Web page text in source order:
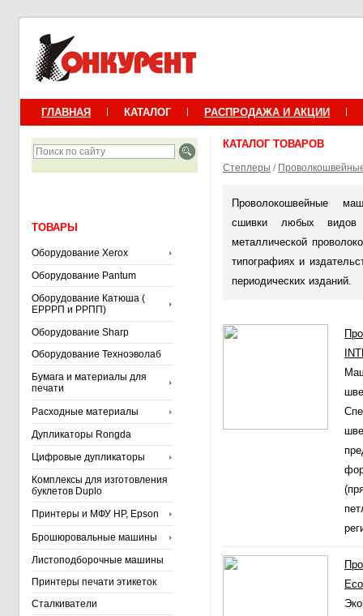
ГЛАВНАЯ КАТАЛОГ РАСПРОДАЖА И АКЦИИ
ТОВАРЫ
Оборудование Xerox
Оборудование Pantum
Оборудование Катюша (
ЕРРРП и РРПП)
Оборудование Sharp
Оборудование Техноэволаб
Бумага и материалы для
печати
Расходные материалы
Дупликаторы Rongda
Цифровые дупликаторы
Комплексы для изготовления
буклетов Duplo
Принтеры и МФУ HP, Epson
Брошюровальные машины
Листоподборочные машины
Принтеры печати этикеток
Сталкиватели
КАТАЛОГ ТОВАРОВ
Степлеры /
Проволокошвейные
сшивки любых видов
металлической
типографиях и
периодических изданий.